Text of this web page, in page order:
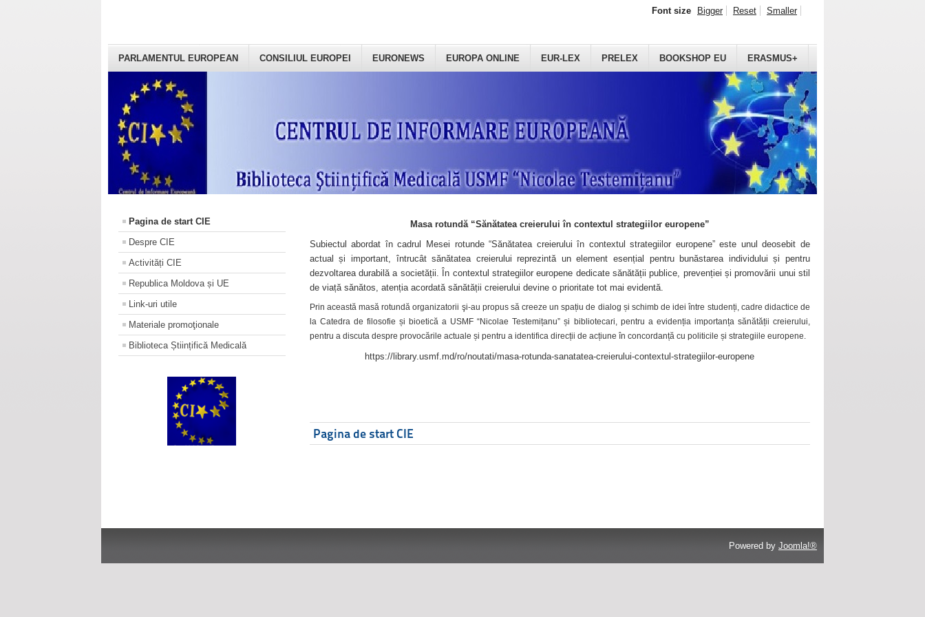
PARLAMENTUL EUROPEAN CONSILIUL EUROPEI EURONEWS EUROPA ONLINE EUR-LEX PRELEX BOOKSHOP EU ERASMUS+
Font size Bigger Reset Smaller
Pagina de start CIE
Despre CIE
Activități CIE
Republica Moldova și UE
Link-uri utile
Materiale promoţionale
Biblioteca Științifică Medicală
Masa rotundă “Sănătatea creierului în contextul strategiilor europene”
Subiectul abordat în cadrul Mesei rotunde “Sănătatea creierului în contextul strategiilor europene” este unul deosebit de
actual și important, întrucât sănătatea creierului reprezintă un element esențial pentru bunăstarea individului și pentru
dezvoltarea durabilă a societății. În contextul strategiilor europene dedicate sănătății publice, prevenției și promovării unui stil
de viață sănătos, atenția acordată sănătății creierului devine o prioritate tot mai evidentă.
Prin această masă rotundă organizatorii şi-au propus să creeze un spațiu de dialog și schimb de idei între studenți, cadre didactice de
la Catedra de filosofie și bioetică a USMF “Nicolae Testemițanu” și bibliotecari, pentru a evidenția importanța sănătății creierului,
pentru a discuta despre provocările actuale și pentru a identifica direcții de acțiune în concordanță cu politicile și strategiile europene.
https://library.usmf.md/ro/noutati/masa-rotunda-sanatatea-creierului-contextul-strategiilor-europene
Pagina de start CIE
Powered by Joomla!®